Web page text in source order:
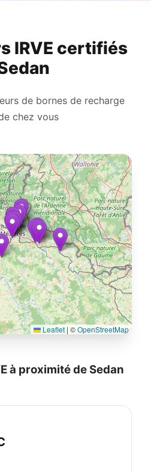
IRVE certifiés
de bornes de recharge
chez vous
Leaflet | ©OpenStreetMap
à proximité de Sedan